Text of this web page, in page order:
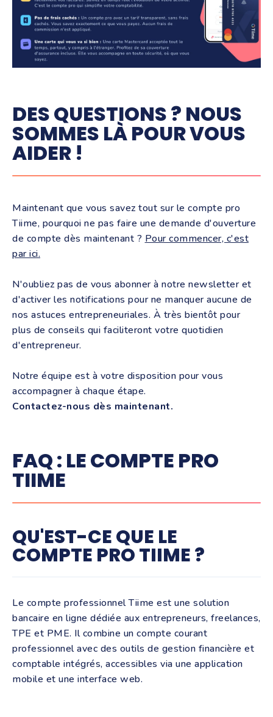
DES QUESTIONS ? NOUS
SOMMES LÀ POUR VOUS
AIDER !
Maintenant que vous savez tout sur le compte pro
Tiime, pourquoi ne pas faire une demande d'ouverture
de compte dès maintenant ? Pour commencer, c'est
par ici.
N'oubliez pas de vous abonner à notre newsletter et
d'activer les notifications pour ne manquer aucune de
nos astuces entrepreneuriales. À très bientôt pour
plus de conseils qui faciliteront votre quotidien
d'entrepreneur.
Notre équipe est à votre disposition pour vous
accompagner à chaque étape.
Contactez-nous dès maintenant.
FAQ : LE COMPTE PRO
TIIME
QU'EST-CE QUE LE
COMPTE PRO TIIME ?
Le compte professionnel Tiime est une solution
bancaire en ligne dédiée aux entrepreneurs, freelances,
TPE et PME. Il combine un compte courant
professionnel avec des outils de gestion financière et
comptable intégrés, accessibles via une application
mobile et une interface web.